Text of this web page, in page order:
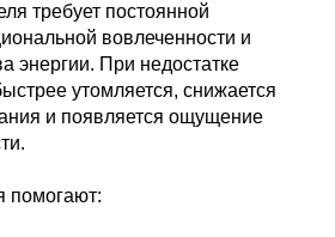
требует постоянной
вовлеченности и
энергии. При недостатке
утомляется, снижается
и появляется ощущение
помогают: